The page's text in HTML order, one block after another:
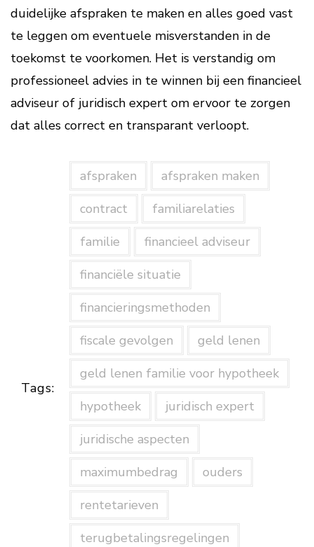
duidelijke afspraken te maken en alles goed vast
te leggen om eventuele misverstanden in de
toekomst te voorkomen. Het is verstandig om
professioneel advies in te winnen bij een financieel
adviseur of juridisch expert om ervoor te zorgen
dat alles correct en transparant verloopt.
Tags:
afspraken
afspraken maken
contract
familiarelaties
familie
financieel adviseur
financiële situatie
financieringsmethoden
fiscale gevolgen
geld lenen
geld lenen familie voor hypotheek
hypotheek
juridisch expert
juridische aspecten
maximumbedrag
ouders
rentetarieven
terugbetalingsregelingen